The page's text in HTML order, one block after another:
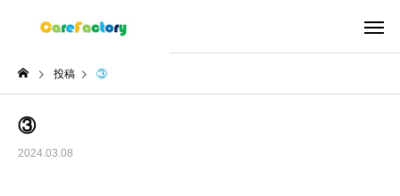
投稿 ③
③
2024.03.08